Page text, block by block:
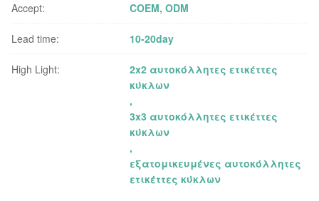
Accept: COEM, ODM
Lead time: 10-20day
High Light:
2x2 αυτοκόλλητες ετικέττες
κύκλων
,
3x3 αυτοκόλλητες ετικέττες
κύκλων
,
εξατομικευμένες αυτοκόλλητες
ετικέττες κύκλων